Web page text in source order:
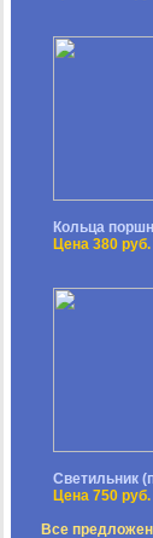
Кольца
Цена 380 руб.
Светильник
Цена 750 руб.
Все